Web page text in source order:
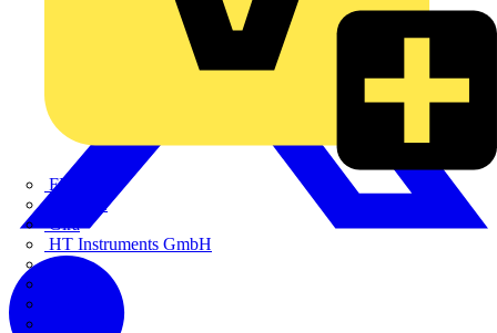
FINDER
FLUKE
Gira
HT Instruments GmbH
iHaus